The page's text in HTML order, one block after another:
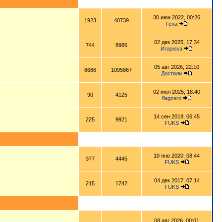
1923 40739
30 июн 2022, 00:26
Гена
744 8986
02 дек 2025, 17:34
Игорюха
8686 1095867
05 авг 2026, 22:10
Достали
90 4125
02 июл 2025, 18:40
flagzero
225 9921
14 сен 2018, 06:45
FUKS
377 4445
10 янв 2020, 08:44
FUKS
215 1742
04 дек 2017, 07:14
FUKS
08 авг 2026, 00:01